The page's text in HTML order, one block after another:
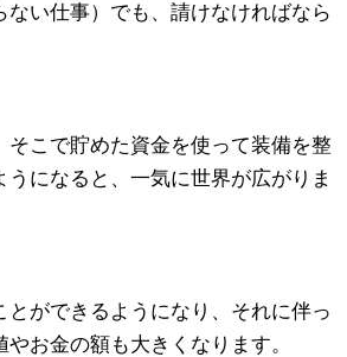
ない仕事）でも、請けなければなら
そこで貯めた資金を使って装備を整
うになると、一気に世界が広がりま
とができるようになり、それに伴っ
やお金の額も大きくなります。